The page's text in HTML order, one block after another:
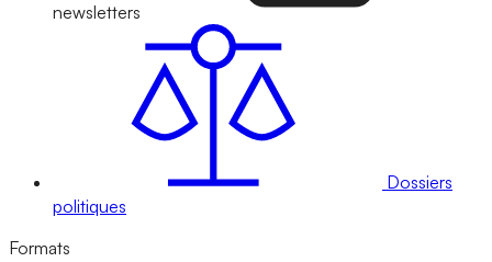
newsletters
Dossiers
politiques
Formats